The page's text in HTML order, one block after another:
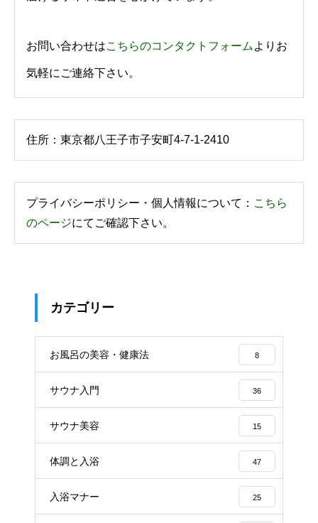
お問い合わせはこちらのコンタクトフォーム よりお
気軽にご連絡下さい。
住所：東京都八王子市子安町4-7-1-2410
プライバシーポリシー・個人情報について： こちら
のページにてご確認下さい。
カテゴリー
お風呂の美容・健康法 8
サウナ入門 36
サウナ美容 15
体調と入浴 47
入浴マナー 25